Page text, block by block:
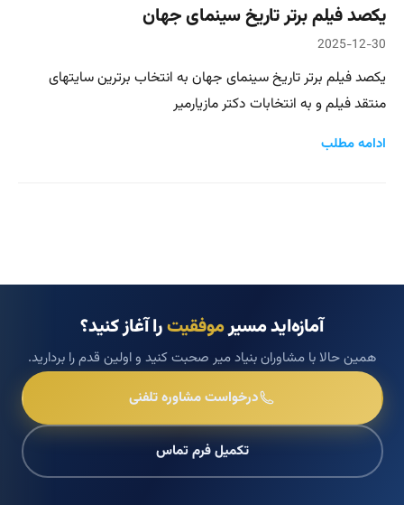
یکصد فیلم برتر تاریخ سینمای جهان
2025-12-30
یکصد فیلم برتر تاریخ سینمای جهان به انتخاب برترین سایتهای
منتقد فیلم و به انتخابات دکتر مازیارمیر
ادامه مطلب
آمازه‌اید مسیرموفقیترا آغاز کنید؟
همین حالا با مشاوران بنیاد میر صحبت کنید و اولین قدم را بردارید.
درخواست مشاوره تلفنی
تکمیل فرم تماس